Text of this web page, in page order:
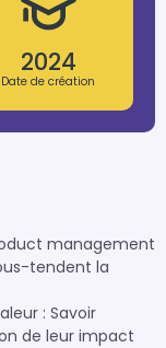
2024
Date de création
management
tendent la
: Savoir
de leur impact